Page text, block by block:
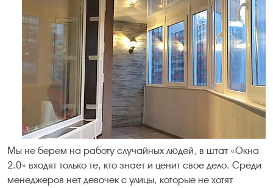
Мы не берем на работу случайных людей, в штат «Окна
2.0» входят только те, кто знает и ценит свое дело. Среди
менеджеров нет девочек с улицы, которые не хотят